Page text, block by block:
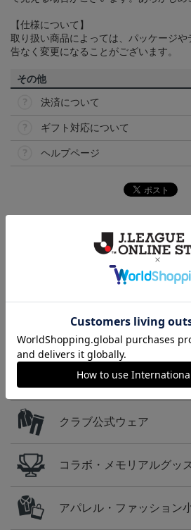
【仕様について】
取り扱い商品によっては、パッケージ
告なく変更になることがございます。
その他
決済について
ギフト対応について
ヘルプページ
カマタマーレ讃岐のすべ
カテゴリか
ユニフォーム
クラブ公式ウェア
コラボ・メモリアルグッ
アパレル・ファッション